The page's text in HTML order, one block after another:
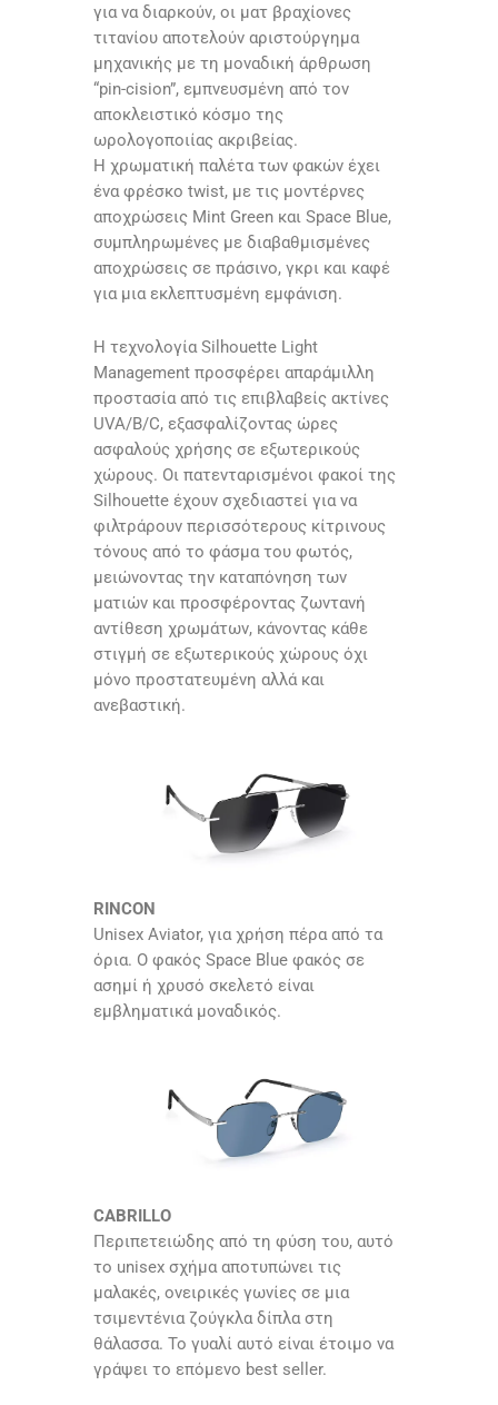
για να διαρκούν, οι ματ βραχίονες
τιτανίου αποτελούν αριστούργημα
μηχανικής με τη μοναδική άρθρωση
“pin-cision”, εμπνευσμένη από τον
αποκλειστικό κόσμο της
ωρολογοποιίας ακριβείας.
Η χρωματική παλέτα των φακών έχει
ένα φρέσκο twist, με τις μοντέρνες
αποχρώσεις Mint Green και Space Blue,
συμπληρωμένες με διαβαθμισμένες
αποχρώσεις σε πράσινο, γκρι και καφέ
για μια εκλεπτυσμένη εμφάνιση.
Η τεχνολογία Silhouette Light
Management προσφέρει απαράμιλλη
προστασία από τις επιβλαβείς ακτίνες
UVA/B/C, εξασφαλίζοντας ώρες
ασφαλούς χρήσης σε εξωτερικούς
χώρους. Οι πατενταρισμένοι φακοί της
Silhouette έχουν σχεδιαστεί για να
φιλτράρουν περισσότερους κίτρινους
τόνους από το φάσμα του φωτός,
μειώνοντας την καταπόνηση των
ματιών και προσφέροντας ζωντανή
αντίθεση χρωμάτων, κάνοντας κάθε
στιγμή σε εξωτερικούς χώρους όχι
μόνο προστατευμένη αλλά και
ανεβαστική.
RINCON
Unisex Aviator, για χρήση πέρα από τα
όρια. Ο φακός Space Blue φακός σε
ασημί ή χρυσό σκελετό είναι
εμβληματικά μοναδικός.
CABRILLO
Περιπετειώδης από τη φύση του, αυτό
το unisex σχήμα αποτυπώνει τις
μαλακές, ονειρικές γωνίες σε μια
τσιμεντένια ζούγκλα δίπλα στη
θάλασσα. Το γυαλί αυτό είναι έτοιμο να
γράψει το επόμενο best seller.